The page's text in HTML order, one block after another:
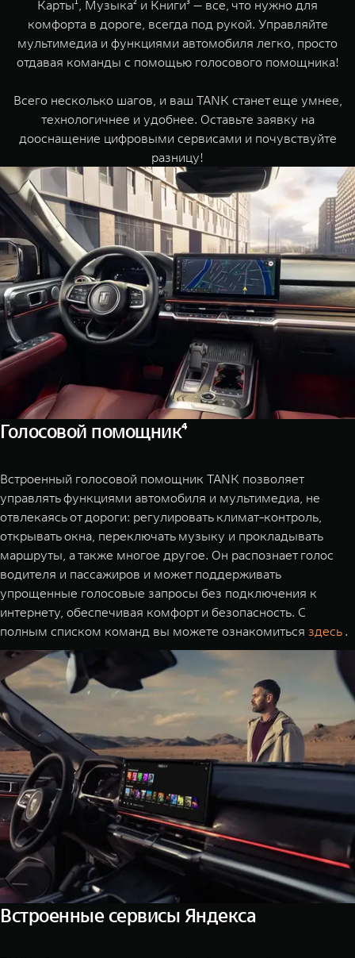
Веди за собой
от 6 499 000 ₽
Сила
от 10 199
WEY 07
Расширяя границы комфорта
от 6 149 000 ₽
WEY 80
Масштаб возможностей
от 6 449 000 ₽
WEY 80
Масштаб
от 8 099
TANK Финансы
Корпоративным клиентам
TANK Лизинг
TANK Страхование
Сервис
Специальные предложения
Моторные масла
Цифровые сервисы TANK
Подписки
Карты¹, Музыка² и Книги³ — все, что нужно для
комфорта в дороге, всегда под рукой. Управляйте
мультимедиа и функциями автомобиля легко, просто
отдавая команды с помощью голосового помощника!
Всего несколько шагов, и ваш TANK станет еще умнее,
технологичнее и удобнее. Оставьте заявку на
дооснащение цифровыми сервисами и почувствуйте
разницу!
Голосовой помощник⁴
Встроенный голосовой помощник TANK позволяет
управлять функциями автомобиля и мультимедиа, не
отвлекаясь от дороги: регулировать климат-контроль,
открывать окна, переключать музыку и прокладывать
маршруты, а также многое другое. Он распознает голос
водителя и пассажиров и может поддерживать
упрощенные голосовые запросы без подключения к
интернету, обеспечивая комфорт и безопасность. С
полным списком команд вы можете ознакомиться здесь.
Встроенные сервисы Яндекса